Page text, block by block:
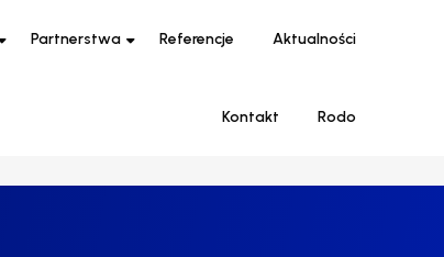
Partnerstwa Referencje Aktualności
Kontakt Rodo